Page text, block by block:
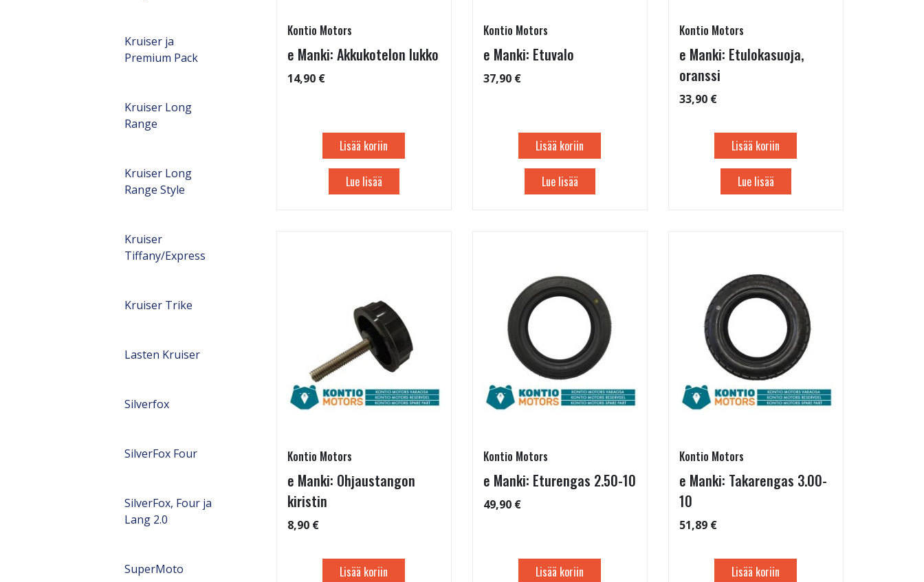
Kruiser ja
Premium Pack
Kruiser Long
Range
Kruiser Long
Range Style
Kruiser
Tiffany/Express
Kruiser Trike
Lasten Kruiser
Silverfox
SilverFox Four
SilverFox, Four ja
Lang 2.0
SuperMoto
Kontio Motors
e Manki: Akkukotelon lukko
14,90 €
Lisää koriin
Lue lisää
Kontio Motors
e Manki: Etuvalo
37,90 €
Lisää koriin
Lue lisää
Kontio Motors
e Manki: Etulokasuoja,
oranssi
33,90 €
Lisää koriin
Lue lisää
Kontio Motors
e Manki: Ohjaustangon
kiristin
8,90 €
Lisää koriin
Kontio Motors
e Manki: Eturengas 2.50-10
49,90 €
Lisää koriin
Kontio Motors
e Manki: Takarengas 3.00-
10
51,89 €
Lisää koriin